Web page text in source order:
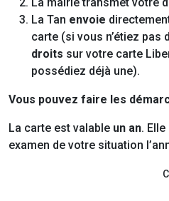
La mairie transmet votre
La Tan envoie
carte (si vous n’étiez pas
droits sur votre carte
possédiez déjà une).
Vous pouvez faire les
La carte est valable un an.
examen de votre situation